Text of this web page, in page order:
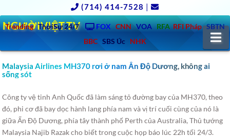
(714) 414-7528 |
Trending ThờiSự 24/7 FOX CNN VOA RFA RFI Pháp SBTN
BBC SBS Úc NHK
NGƯỜIVIỆT.TV
Malaysia Airlines MH370 rơi ở nam Ấn Độ Dương, không ai
sống sót
Công ty vệ tinh Anh Quốc đã làm sáng tỏ đường bay của MH370, theo
đó, phi cơ đã bay dọc hành lang phía nam và vị trí cuối cùng của nó là
giữa Ấn Độ Dương, phía tây thành phố Perth của Australia, Thủ tướng
Malaysia Najib Razak cho biết trong cuộc họp báo lúc 22h tối 24/3.